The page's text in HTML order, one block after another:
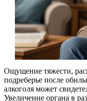
Ощущение тяжести,
подреберье после
алкоголя может
Увеличение органа в